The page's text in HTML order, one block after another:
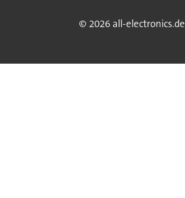
© 2026 all-electronics.de